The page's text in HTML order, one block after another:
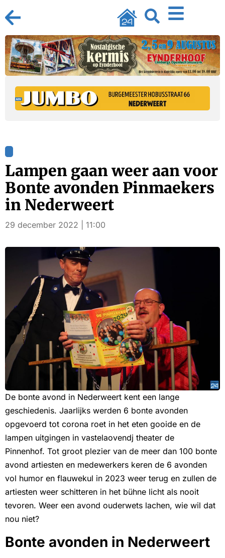
Lampen gaan weer aan voor
Bonte avonden Pinmaekers
in Nederweert
29 december 2022 | 11:00
De bonte avond in Nederweert kent een lange
geschiedenis. Jaarlijks werden 6 bonte avonden
opgevoerd tot corona roet in het eten gooide en de
lampen uitgingen in vastelaovendj theater de
Pinnenhof. Tot groot plezier van de meer dan 100 bonte
avond artiesten en medewerkers keren de 6 avonden
vol humor en flauwekul in 2023 weer terug en zullen de
artiesten weer schitteren in het bühne licht als nooit
tevoren. Weer een avond ouderwets lachen, wie wil dat
nou niet?
Bonte avonden in Nederweert